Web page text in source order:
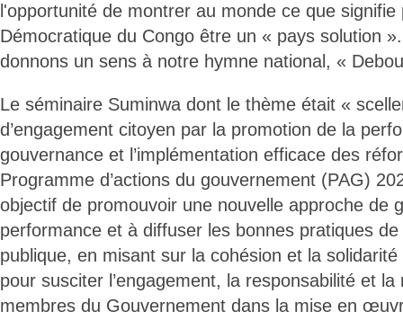
l'opportunité de montrer au monde ce que signifie
Démocratique du Congo être un « pays solution
donnons un sens à notre hymne national, «
Le séminaire Suminwa dont le thème était «
d’engagement citoyen par la promotion de la
gouvernance et l’implémentation efficace des
Programme d’actions du gouvernement (PAG)
objectif de promouvoir une nouvelle approche de
performance et à diffuser les bonnes pratiques
publique, en misant sur la cohésion et la
pour susciter l’engagement, la responsabilité et la
membres du Gouvernement dans la mise en